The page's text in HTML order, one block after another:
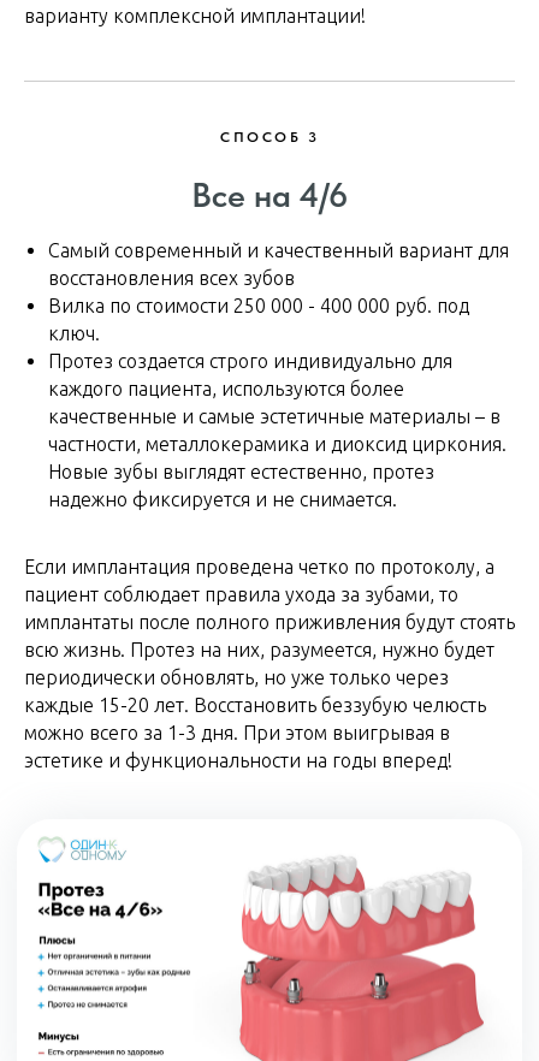
варианту комплексной имплантации!
СПОСОБ 3
Все на 4/6
Самый современный и качественный вариант для
восстановления всех зубов
Вилка по стоимости 250 000 - 400 000 руб. под
ключ.
Протез создается строго индивидуально для
каждого пациента, используются более
качественные и самые эстетичные материалы – в
частности, металлокерамика и диоксид циркония.
Новые зубы выглядят естественно, протез
надежно фиксируется и не снимается.
Если имплантация проведена четко по протоколу, а
пациент соблюдает правила ухода за зубами, то
имплантаты после полного приживления будут стоять
всю жизнь. Протез на них, разумеется, нужно будет
периодически обновлять, но уже только через
каждые 15-20 лет. Восстановить беззубую челюсть
можно всего за 1-3 дня. При этом выигрывая в
эстетике и функциональности на годы вперед!